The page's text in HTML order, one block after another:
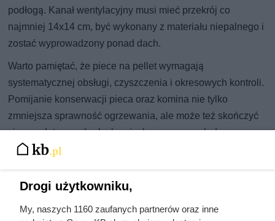
podłogą. Kanał wentylacyjny musi mieć przekrój co
najmniej 14x14 cm, być wykonany z materiału niepalnego i
zostać wyprowadzony ponad dach.
Warto pamiętać, że piece na pellet wymagają
systematycznej obsługi, czyszczenia i okresowych kontroli.
Pomijanie konserwacji pieca oraz komina nie tylko
zmniejsza sprawność ogrzewania, ale może też skończyć
się mandatem za brak obowiązkowego przeglądu
kominiarskiego.
Czytaj także:
Drogi użytkowniku,
My, naszych 1160 zaufanych partnerów oraz inne